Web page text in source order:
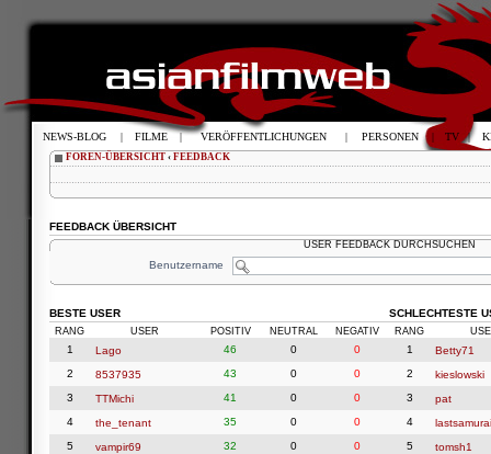
FOREN-ÜBERSICHT ‹ FEEDBACK
FEEDBACK ÜBERSICHT
USER FEEDBACK DURCHSUCHEN
Benutzername
BESTE USER
RANG USER POSITIV NEUTRAL NEGATIV
1 Lago 46 0
0
2
8537935 43 0
0
3
TTMichi 41 0
0
4
the_tenant 35 0
0
5
vampir69 32 0
0
SCHLECHTESTE
RANG
1
Betty71
2
kieslowski
3
pat
4
5
tomsh1
NEWS-BLOG | FILME | VERÖFFENTLICHUNGEN | PERSONEN | TV |